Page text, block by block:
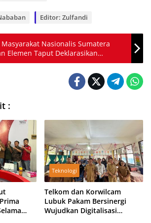
Editor: Zulfandi
Masyarakat Nasionalis Sumatera
Elemen Taput Deklarasikan
untuk JTP-DENS
:
Teknologi
Telkom dan Korwilcam
Lubuk Pakam Bersinergi
Wujudkan Digitalisasi